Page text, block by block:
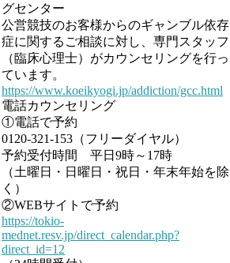
グセンター
公営競技のお客様からのギャンブル依存
症に関するご相談に対し、専門スタッフ
（臨床心理士）がカウンセリングを行っ
ています。
https://www.koeikyogi.jp/addiction/gcc.html
電話カウンセリング
①電話で予約
0120-321-153（フリーダイヤル）
予約受付時間 平日9時～17時
（土曜日・日曜日・祝日・年末年始を除
く）
②WEBサイトで予約
https://tokio-
mednet.resv.jp/direct_calendar.php?
direct_id=12